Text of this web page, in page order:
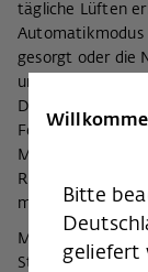
tägliche Lüften
Automatikmodus
gesorgt oder die
und
Diese ist mit
Mithilfe dieser
Raumluftqualität
montiert wurde.
Mit der
Steuerung von
Bitte
geliefert